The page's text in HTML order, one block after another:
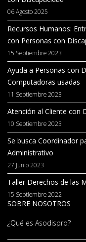
06 Agosto 2025
Recursos Humanos:
con Personas con
15 Septiembre 2023
Ayuda a Personas con
Computadoras usadas
11 Septiembre 2023
Atención al Cliente con
10 Septiembre 2023
Se busca Coordinador
Administrativo
27 Junio 2023
Taller Derechos de las
15 Septiembre 2022
SOBRE NOSOTROS
¿Qué es Asodispro?